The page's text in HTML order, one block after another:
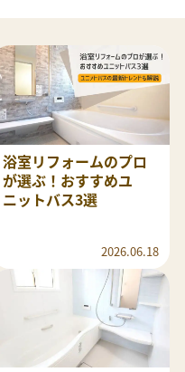
浴室リフォームのプロ
が選ぶ！おすすめユ
ニットバス3選
2026.06.18